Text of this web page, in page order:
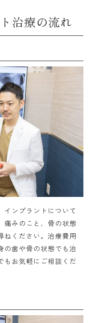
治療の流れ
インプラントについて
痛みのこと、骨の状態
ねください。治療費用
の歯や骨の状態でも治
もお気軽にご相談くだ